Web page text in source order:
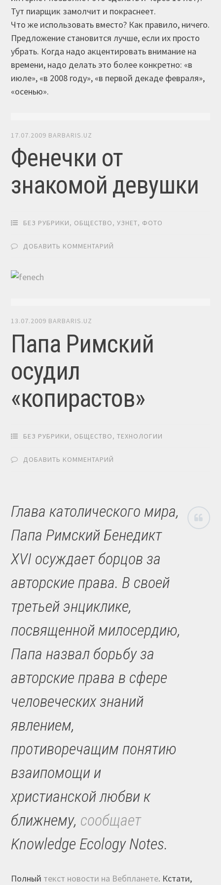
Тут пиарщик замолчит и покраснеет.
Что же использовать вместо? Как правило, ничего.
Предложение становится лучше, если их просто
убрать. Когда надо акцентировать внимание на
времени, надо делать это более конкретно: «в
июле», «в 2008 году», «в первой декаде февраля»,
«осенью».
17.07.2009 BARBARIS.UZ
Фенечки от
знакомой девушки
БЕЗ РУБРИКИ, ОБЩЕСТВО,УЗНЕТ, ФОТО
ДОБАВИТЬ КОММЕНТАРИЙ
13.07.2009 BARBARIS.UZ
Папа Римский
осудил
«копирастов»
БЕЗ РУБРИКИ, ОБЩЕСТВО,ТЕХНОЛОГИИ
ДОБАВИТЬ КОММЕНТАРИЙ
Глава католического мира,
Папа Римский Бенедикт
XVI осуждает борцов за
авторские права. В своей
третьей энциклике,
посвященной милосердию,
Папа назвал борьбу за
авторские права в сфере
человеческих знаний
явлением,
противоречащим понятию
взаипомощи и
христианской любви к
ближнему, сообщает
Knowledge Ecology Notes.
Полный текст новости на Вебпланете. Кстати,